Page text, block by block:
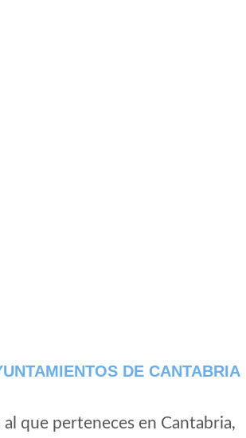
DE CANTABRIA
que perteneces en Cantabria,